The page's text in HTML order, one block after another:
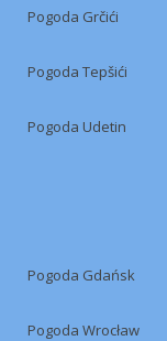
Pogoda Grčići
Pogoda Tepšići
Pogoda Udetin
Pogoda Gdańsk
Pogoda Wrocław